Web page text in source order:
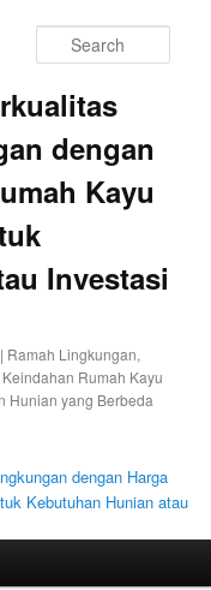
dengan
Kayu
Investasi
Ramah Lingkungan,
Rumah Kayu
Hunian yang Berbeda